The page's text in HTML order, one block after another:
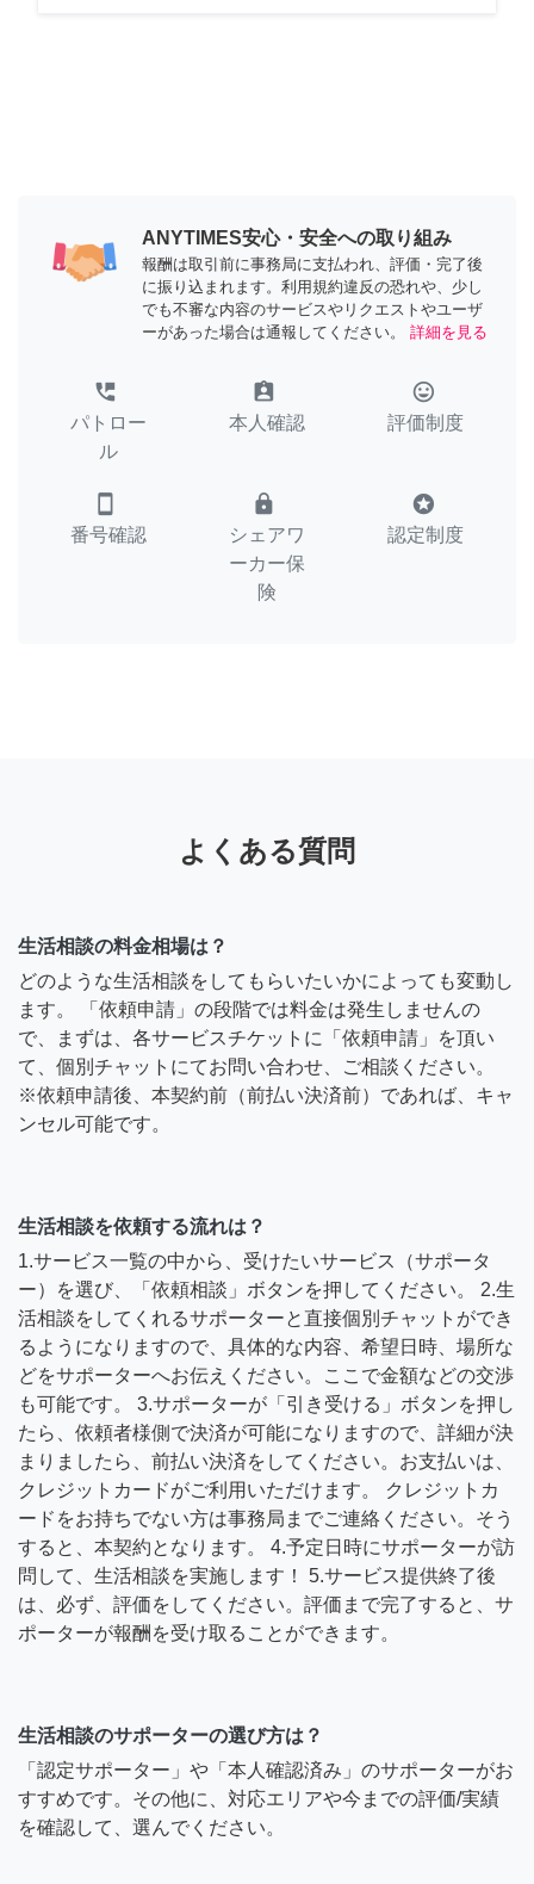
ANYTIMES安心・安全への取り組み
報酬は取引前に事務局に支払われ、評価・完了後
に振り込まれます。利用規約違反の恐れや、少し
でも不審な内容のサービスやリクエストやユーザ
ーがあった場合は通報してください。
詳細を見る
perm_phone_msg
パトロー
ル
assignment_ind
本人確認
tag_faces
評価制度
smartphone
番号確認
lock
シェアワ
ーカー保
険
stars
認定制度
よくある質問
生活相談の料金相場は？
どのような生活相談をしてもらいたいかによっても変動し
ます。 「依頼申請」の段階では料金は発生しませんの
で、まずは、各サービスチケットに「依頼申請」を頂い
て、個別チャットにてお問い合わせ、ご相談ください。
※依頼申請後、本契約前（前払い決済前）であれば、キャ
ンセル可能です。
生活相談を依頼する流れは？
1.サービス一覧の中から、受けたいサービス（サポータ
ー）を選び、「依頼相談」ボタンを押してください。 2.生
活相談をしてくれるサポーターと直接個別チャットができ
るようになりますので、具体的な内容、希望日時、場所な
どをサポーターへお伝えください。ここで金額などの交渉
も可能です。 3.サポーターが「引き受ける」ボタンを押し
たら、依頼者様側で決済が可能になりますので、詳細が決
まりましたら、前払い決済をしてください。お支払いは、
クレジットカードがご利用いただけます。 クレジットカ
ードをお持ちでない方は事務局までご連絡ください。そう
すると、本契約となります。 4.予定日時にサポーターが訪
問して、生活相談を実施します！ 5.サービス提供終了後
は、必ず、評価をしてください。評価まで完了すると、サ
ポーターが報酬を受け取ることができます。
生活相談のサポーターの選び方は？
「認定サポーター」や「本人確認済み」のサポーターがお
すすめです。その他に、対応エリアや今までの評価/実績
を確認して、選んでください。